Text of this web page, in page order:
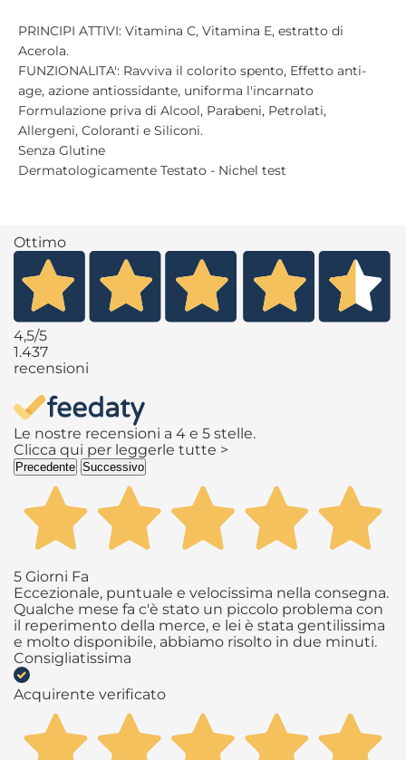
PRINCIPI ATTIVI: Vitamina C, Vitamina E, estratto di
Acerola.
FUNZIONALITA': Ravviva il colorito spento, Effetto anti-
age, azione antiossidante, uniforma l'incarnato
Formulazione priva di Alcool, Parabeni, Petrolati,
Allergeni, Coloranti e Siliconi.
Senza Glutine
Dermatologicamente Testato - Nichel test
Ottimo
4,5/5
1.437
recensioni
Le nostre recensioni a 4 e 5 stelle.
Clicca qui per leggerle tutte >
Precedente Successivo
5 Giorni Fa
Eccezionale, puntuale e velocissima nella consegna.
Qualche mese fa c'è stato un piccolo problema con
il reperimento della merce, e lei è stata gentilissima
e molto disponibile, abbiamo risolto in due minuti.
Consigliatissima
Acquirente verificato